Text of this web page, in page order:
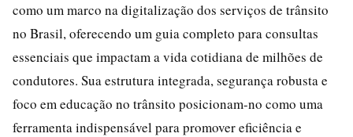
como um marco na digitalização dos serviços de trânsito
no Brasil, oferecendo um guia completo para consultas
essenciais que impactam a vida cotidiana de milhões de
condutores. Sua estrutura integrada, segurança robusta e
foco em educação no trânsito posicionam-no como uma
ferramenta indispensável para promover eficiência e